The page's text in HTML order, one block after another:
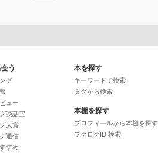
う
グ
ュー
談話室
大賞
通信
すめ
本を探す
キーワードで検索
タグから検索
本棚を探す
プロフィールから本棚を探す
ブクログID 検索